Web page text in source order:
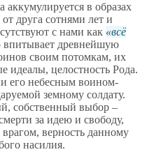
в образах
друга сотнями лет и
с нами как
всё
впитывает древнейшую
своим потомкам, их
идеалы, целостность Рода.
его небесным воином-
земному солдату.
собственный выбор –
за идею и свободу,
верность данному
насилия.